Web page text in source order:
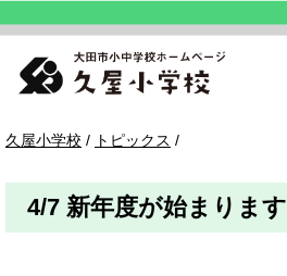
屋
現
の
置：
久屋小学校 / トピックス /
4/7 新年度が始まります